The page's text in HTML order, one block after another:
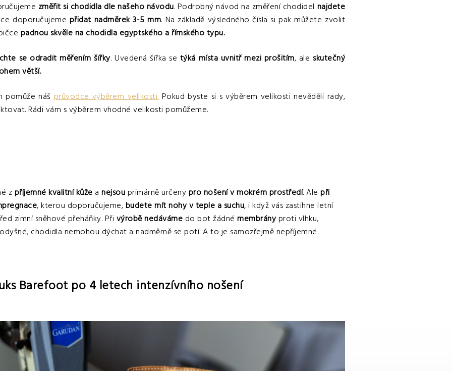
změřit si chodidla dle našeho návodu. Podrobný návod na změření chodidel najdete
doporučujeme přidat nadměrek 3-5 mm. Na základě výsledného čísla si pak můžete zvolit
padnou skvěle na chodidla egyptského a římského typu.
se odradit měřením šířky. Uvedená šířka se týká místa uvnitř mezi prošitím, ale skutečný
větší.
pomůže náš průvodce výběrem velikosti. Pokud byste si s výběrem velikosti nevěděli rady,
Rádi vám s výběrem vhodné velikosti pomůžeme.
z příjemné kvalitní kůže a nejsou primárně určeny pro nošení v mokrém prostředí. Ale při
, kterou doporučujeme, budete mít nohy v teple a suchu, i když vás zastihne letní
zimní sněhové přeháňky. Při výrobě nedáváme do bot žádné membrány proti vlhku,
chodidla nemohou dýchat a nadměrně se potí. A to je samozřejmě nepříjemné.
Barefoot po 4 letech intenzívního nošení